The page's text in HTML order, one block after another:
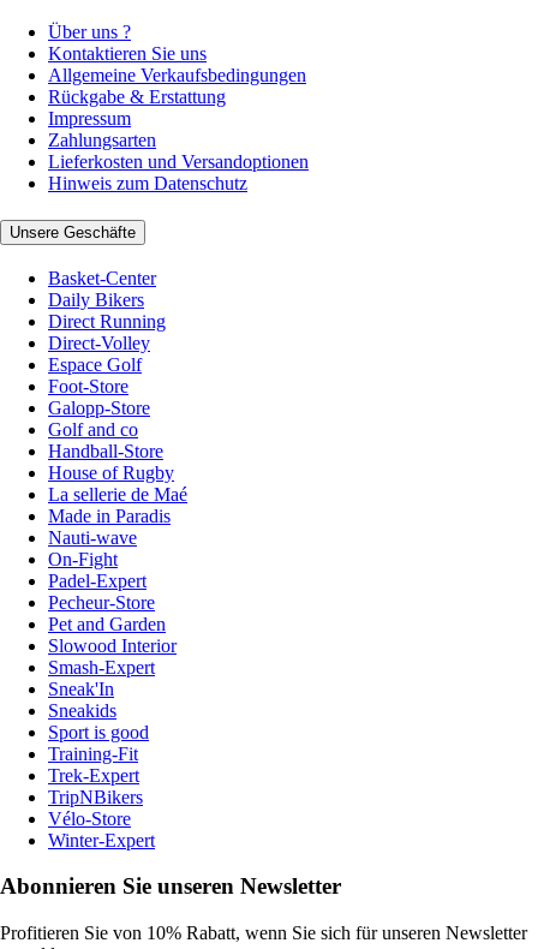
Über uns ?
Kontaktieren Sie uns
Allgemeine Verkaufsbedingungen
Rückgabe & Erstattung
Impressum
Zahlungsarten
Lieferkosten und Versandoptionen
Hinweis zum Datenschutz
Unsere Geschäfte
Basket-Center
Daily Bikers
Direct Running
Direct-Volley
Espace Golf
Foot-Store
Galopp-Store
Golf and co
Handball-Store
House of Rugby
La sellerie de Maé
Made in Paradis
Nauti-wave
On-Fight
Padel-Expert
Pecheur-Store
Pet and Garden
Slowood Interior
Smash-Expert
Sneak'In
Sneakids
Sport is good
Training-Fit
Trek-Expert
TripNBikers
Vélo-Store
Winter-Expert
Abonnieren Sie unseren Newsletter
Profitieren Sie von 10% Rabatt, wenn Sie sich für unseren Newsletter